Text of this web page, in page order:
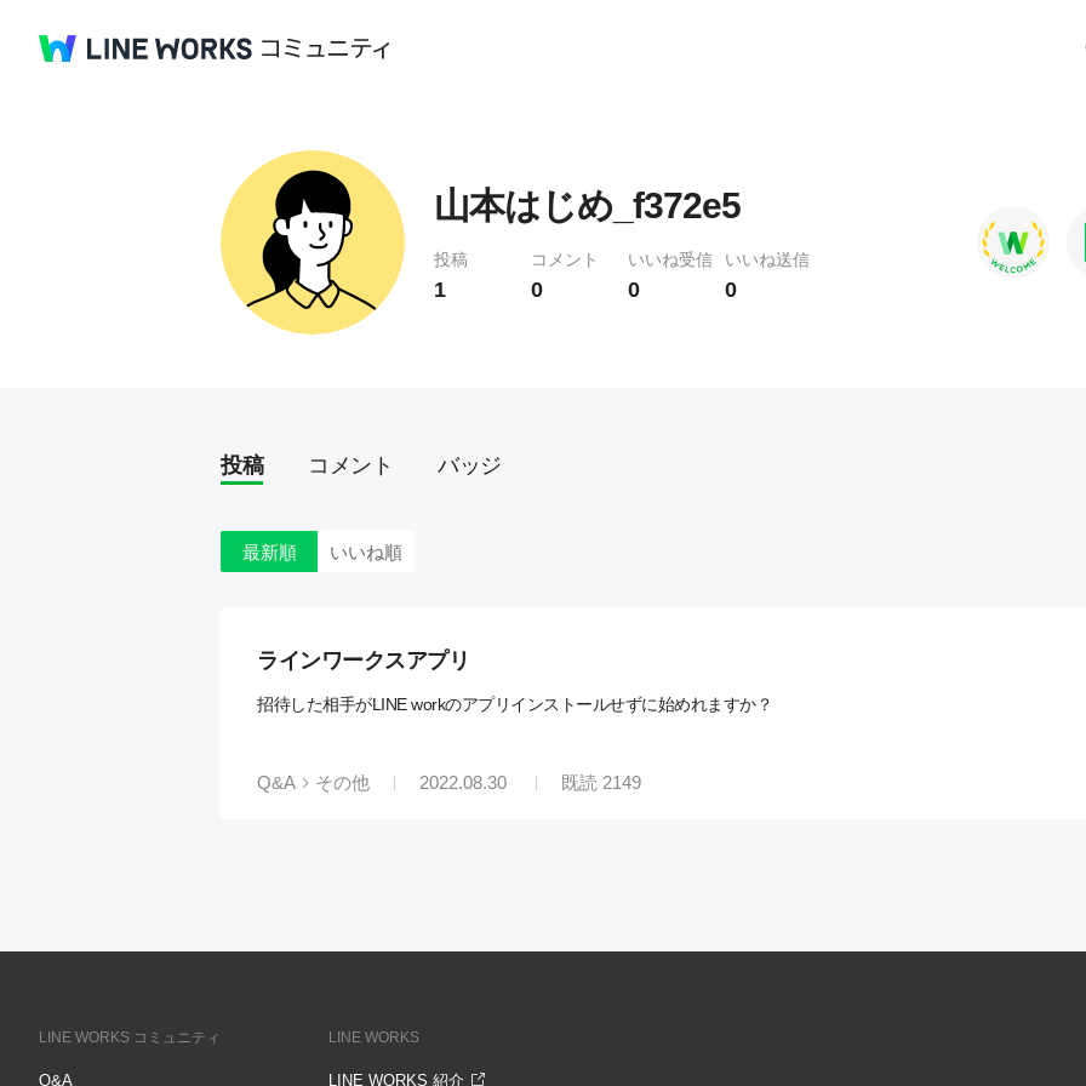
山本はじめ_f372e5
投稿
1
コメント
0
いいね受信
0
いいね送信
0
投稿 コメント バッジ
最新順 いいね順
ラインワークスアプリ
招待した相手がLINE workのアプリインストールせずに始めれますか？
Q&A その他 2022.08.30 既読 2149
LINE WORKS コミュニティ
Q&A
LINE WORKS
LINE WORKS 紹介